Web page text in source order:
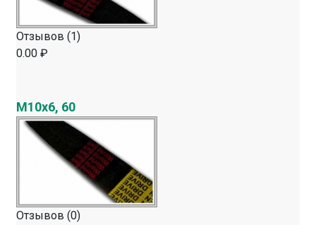
Отзывов (1)
0.00 ₽
M10х6, 60
Отзывов (0)